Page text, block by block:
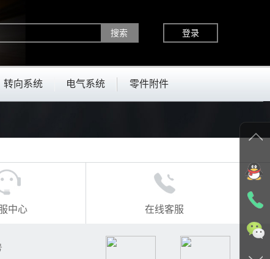
登录
转向系统 电气系统 零件附件
中心 在线客服